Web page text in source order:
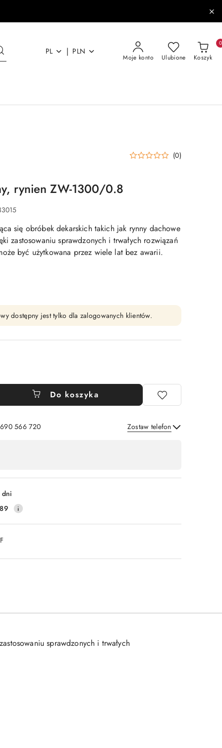
PL | PLN
Moje konto Ulubione Koszyk
0
(0)
rynien ZW-1300/0.8
się obróbek dekarskich takich jak rynny dachowe
zastosowaniu sprawdzonych i trwałych rozwiązań
być użytkowana przez wiele lat bez awarii.
dostępny jest tylko dla zalogowanych klientów.
Do koszyka
566 720 Zostaw telefon
dni
sprawdzonych i trwałych